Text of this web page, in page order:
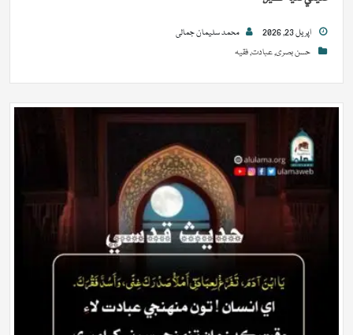
اپريل 23, 2026
محمد سلیمان جمالی
حسن بصری,عبادت,فقیہ